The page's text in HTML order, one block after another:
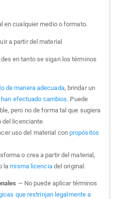
en cualquier medio o formato.
a partir del material
en tanto se sigan los términos
de manera adecuada, brindar un
efectuado cambios. Puede
pero no de forma tal que sugiera
del licenciante.
uso del material con propósitos
o crea a partir del material,
lamisma licenciadel original.
— No puede aplicar términos
que restrinjan legalmente a